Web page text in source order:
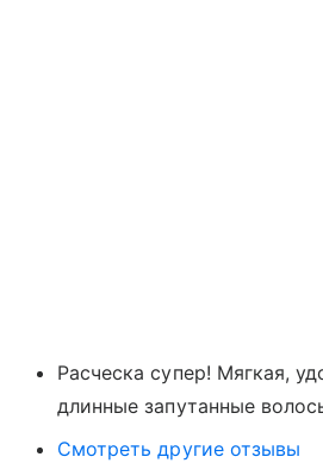
Расческа супер! Мягкая,
длинные запутанные
Смотреть другие отзывы